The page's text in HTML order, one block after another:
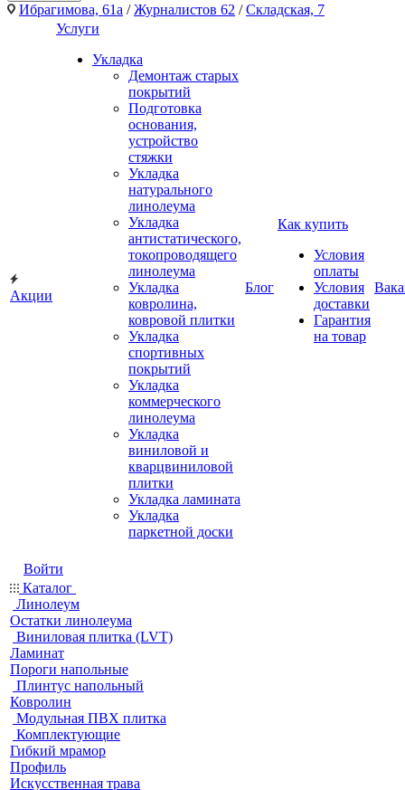
Ибрагимова, 61а /Журналистов 62 /Складская, 7
Акции
Услуги
Укладка
Демонтаж старых
покрытий
Подготовка
основания,
устройство
стяжки
Укладка
натурального
линолеума
Укладка
антистатического,
токопроводящего
линолеума
Укладка
ковролина,
ковровой плитки
Укладка
спортивных
покрытий
Укладка
коммерческого
линолеума
Укладка
виниловой и
кварцвиниловой
плитки
Укладка ламината
Укладка
паркетной доски
Блог
Как купить
Условия
оплаты
Условия
доставки
Гарантия
на товар
Войти
Каталог
Линолеум
Остатки линолеума
Виниловая плитка (LVT)
Ламинат
Пороги напольные
Плинтус напольный
Ковролин
Модульная ПВХ плитка
Комплектующие
Гибкий мрамор
Профиль
Искусственная трава